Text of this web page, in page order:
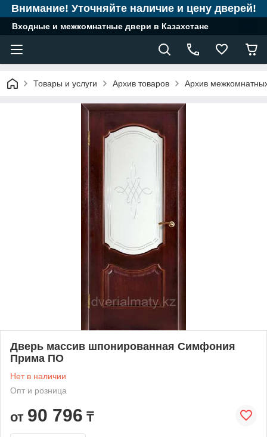
Внимание! Уточняйте наличие и цену дверей!
Входные и межкомнатные двери в Казахстане
Товары и услуги Архив товаров Архив
Дверь массив шпонированная Симфония
Прима ПО
Нет в наличии
Опт и розница
от 90 796 ₸